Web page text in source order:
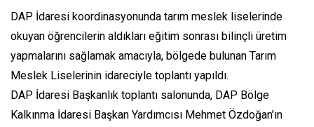
DAP İdaresi koordinasyonunda tarım meslek liselerinde
okuyan öğrencilerin aldıkları eğitim sonrası bilinçli üretim
yapmalarını sağlamak amacıyla, bölgede bulunan Tarım
Meslek Liselerinin idareciyle toplantı yapıldı.
DAP İdaresi Başkanlık toplantı salonunda, DAP Bölge
Kalkınma İdaresi Başkan Yardımcısı Mehmet Özdoğan’ın